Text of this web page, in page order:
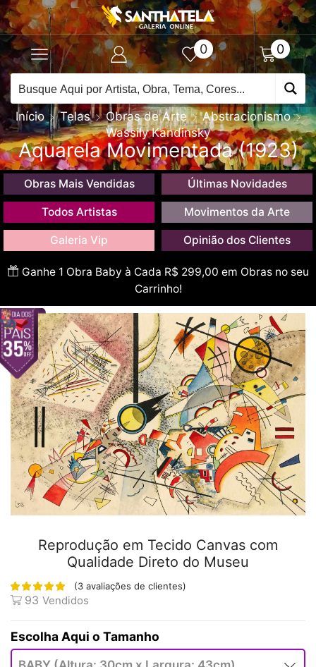
0 0
Início Telas Obras de Arte
Abstracionismo
Wassily Kandinsky
Aquarela Movimentada (1923)
Obras Mais Vendidas Últimas Novidades
Todos Artistas Movimentos da Arte
Galeria Vip Opinião dos Clientes
Ganhe 1 Obra Baby à Cada R$ 299,00 em Obras no seu
Carrinho!
Reprodução em Tecido Canvas com
Qualidade Direto do Museu
(3 avaliações de clientes)
93 Vendidos
Tamanho